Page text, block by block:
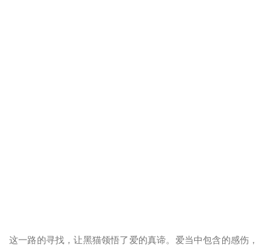
这一路的寻找，让黑猫领悟了爱的真谛。爱当中包含的感伤，